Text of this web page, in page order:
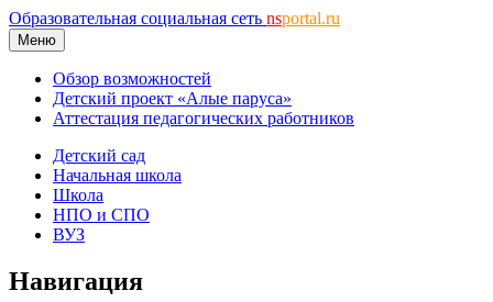
Образовательная социальная сеть nsportal.ru
Меню
Обзор возможностей
Детский проект «Алые паруса»
Аттестация педагогических работников
Детский сад
Начальная школа
Школа
НПО и СПО
ВУЗ
Навигация